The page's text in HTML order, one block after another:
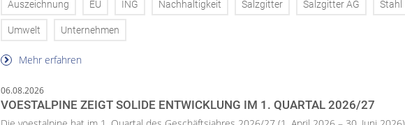
Auszeichnung EU ING Nachhaltigkeit Salzgitter Salzgitter AG Stahl
Umwelt Unternehmen
Mehr erfahren
06.08.2026
VOESTALPINE ZEIGT SOLIDE ENTWICKLUNG IM 1. QUARTAL 2026/27